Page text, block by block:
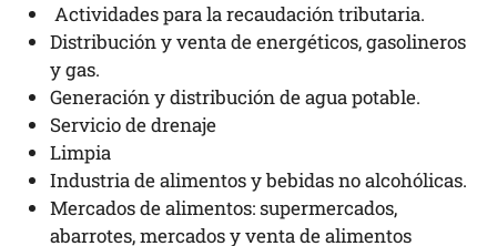
Actividades para la recaudación tributaria.
Distribución y venta de energéticos, gasolineros
y gas.
Generación y distribución de agua potable.
Servicio de drenaje
Limpia
Industria de alimentos y bebidas no alcohólicas.
Mercados de alimentos: supermercados,
abarrotes, mercados y venta de alimentos